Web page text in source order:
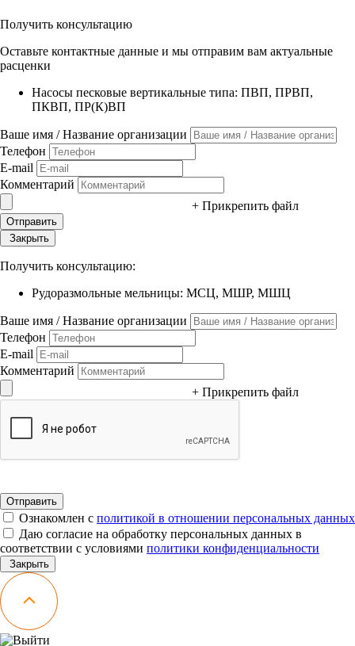
Получить консультацию
Оставьте контактные данные и мы отправим вам актуальные
расценки
Насосы песковые вертикальные типа: ПВП, ПРВП,
ПКВП, ПР(К)ВП
Ваше имя / Название организации
Телефон
E-mail
Комментарий
+ Прикрепить файл
Закрыть
Получить консультацию:
Рудоразмольные мельницы: МСЦ, МШР, МШЦ
Ваше имя / Название организации
Телефон
E-mail
Комментарий
+ Прикрепить файл
Ознакомлен с политикой в отношении персональных данных
Даю согласие на обработку персональных данных в
соответствии с условиями политики конфиденциальности
Закрыть